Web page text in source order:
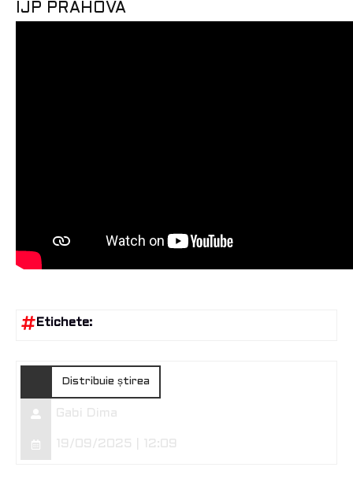
IJP PRAHOVA
Etichete:
Distribuie știrea
Gabi Dima
19/09/2025 | 12:09